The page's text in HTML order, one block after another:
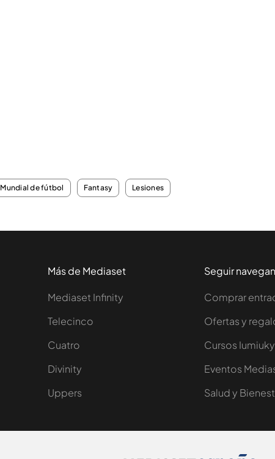
Mundial de fútbol Fantasy Lesiones
Más de Mediaset
Mediaset Infinity
Telecinco
Cuatro
Divinity
Uppers
Seguir
Comprar
Ofertas y
Cursos Iumiuky
Eventos
Salud y